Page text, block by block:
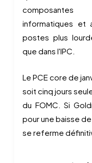
informatiques et
postes plus
que dans l'IPC.
Le PCE core de
soit cinq jours
du FOMC. Si
pour une baisse
se referme